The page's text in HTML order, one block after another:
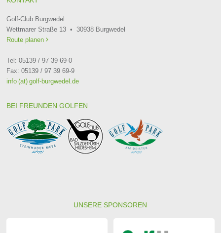
Golf-Club Burgwedel
Wettmarer Straße 13 • 30938 Burgwedel
Route planen
Tel: 05139 / 97 39 69-0
Fax: 05139 / 97 39 69-9
info (at) golf-burgwedel.de
BEI FREUNDEN GOLFEN
UNSERE SPONSOREN